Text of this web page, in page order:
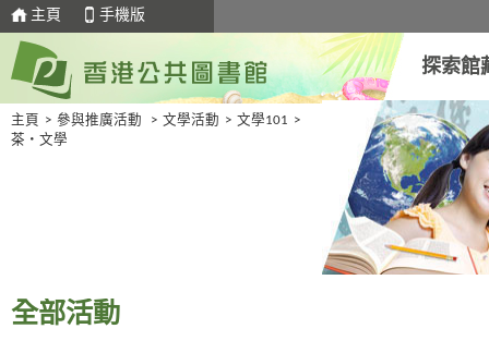
主頁 手機版
探索館
主頁 > 參與推廣活動 > 文學活動 > 文學101 >
茶‧文學
全部活動